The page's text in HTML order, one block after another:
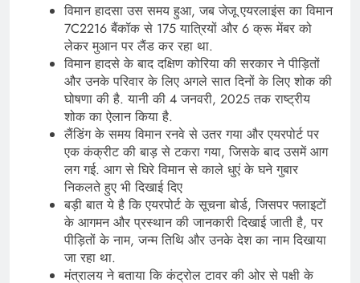
विमान हादसा उस समय हुआ, जब जेजू एयरलाइंस का विमान
7C2216 बैंकॉक से 175 यात्रियों और 6 क्रू मेंबर को
लेकर मुआन पर लैंड कर रहा था.
विमान हादसे के बाद दक्षिण कोरिया की सरकार ने पीड़ितों
और उनके परिवार के लिए अगले सात दिनों के लिए शोक की
घोषणा की है. यानी की 4 जनवरी, 2025 तक राष्ट्रीय
शोक का ऐलान किया है.
लैंडिंग के समय विमान रनवे से उतर गया और एयरपोर्ट पर
एक कंक्रीट की बाड़ से टकरा गया, जिसके बाद उसमें आग
लग गई. आग से घिरे विमान से काले धुएं के घने गुबार
निकलते हुए भी दिखाई दिए
बड़ी बात ये है कि एयरपोर्ट के सूचना बोर्ड, जिसपर फ्लाइटों
के आगमन और प्रस्थान की जानकारी दिखाई जाती है, पर
पीड़ितों के नाम, जन्म तिथि और उनके देश का नाम दिखाया
जा रहा था.
मंत्रालय ने बताया कि कंट्रोल टावर की ओर से पक्षी के